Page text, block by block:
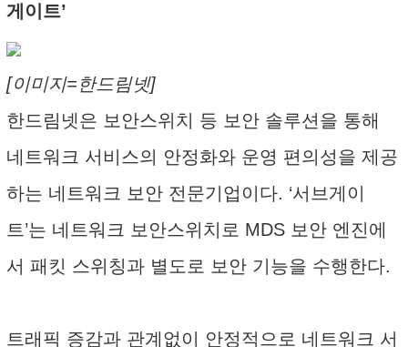
게이트’
[이미지=한드림넷]
한드림넷은 보안스위치 등 보안 솔루션을 통해
네트워크 서비스의 안정화와 운영 편의성을 제공
하는 네트워크 보안 전문기업이다. ‘서브게이
트’는 네트워크 보안스위치로 MDS 보안 엔진에
서 패킷 스위칭과 별도로 보안 기능을 수행한다.
트래픽 증감과 관계없이 안정적으로 네트워크 서